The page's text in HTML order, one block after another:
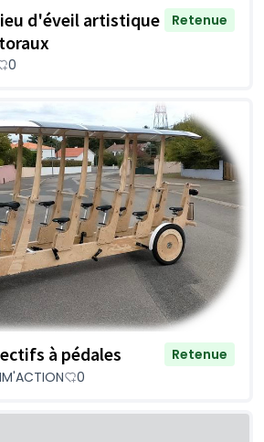
d'éveil artistique
Retenue
0
à pédales
Retenue
0